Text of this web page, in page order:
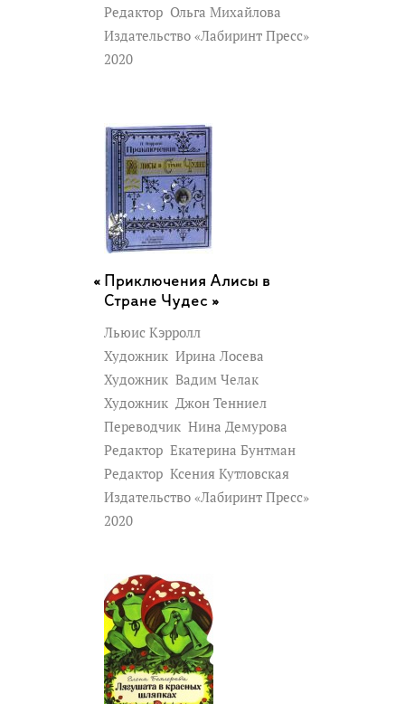
Редактор Ольга Михайлова
Издательство «Лабиринт Пресс»
2020
Приключения Алисы в
Стране Чудес »
Льюис Кэрролл
Художник Ирина Лосева
Художник Вадим Челак
Художник Джон Тенниел
Переводчик Нина Демурова
Редактор Екатерина Бунтман
Редактор Ксения Кутловская
Издательство «Лабиринт Пресс»
2020